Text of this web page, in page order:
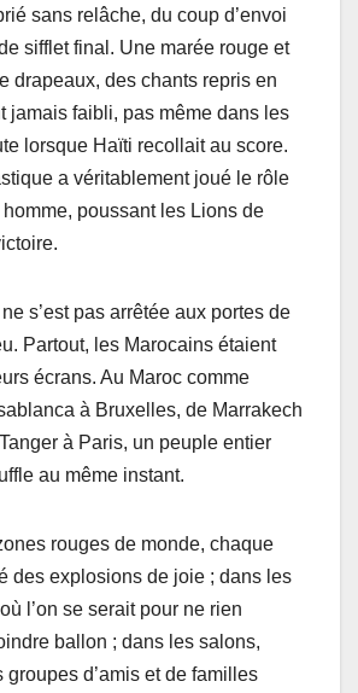
sans relâche, du coup d’envoi
sifflet final. Une marée rouge et
drapeaux, des chants repris en
jamais faibli, pas même dans les
lorsque Haïti recollait au score.
a véritablement joué le rôle
homme, poussant les Lions de
s’est pas arrêtée aux portes de
Partout, les Marocains étaient
écrans. Au Maroc comme
à Bruxelles, de Marrakech
à Paris, un peuple entier
au même instant.
rouges de monde, chaque
des explosions de joie ; dans les
l’on se serait pour ne rien
ballon ; dans les salons,
groupes d’amis et de familles